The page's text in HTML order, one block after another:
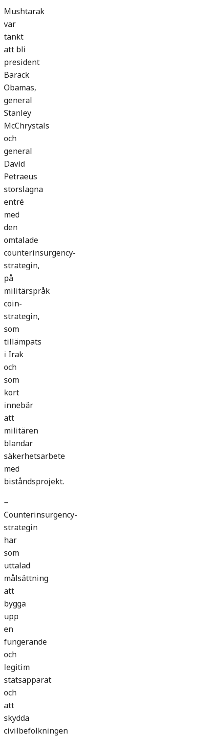
Mushtarak
var
tänkt
att bli
president
Barack
Obamas,
general
Stanley
McChrystals
och
general
David
Petraeus
storslagna
entré
med
den
omtalade
counterinsurgency-
strategin,
på
militärspråk
coin-
strategin,
som
tillämpats
i Irak
och
som
kort
innebär
att
militären
blandar
säkerhetsarbete
med
biståndsprojekt.
–
Counterinsurgency-
strategin
har
som
uttalad
målsättning
att
bygga
upp
en
fungerande
och
legitim
statsapparat
och
att
skydda
civilbefolkningen